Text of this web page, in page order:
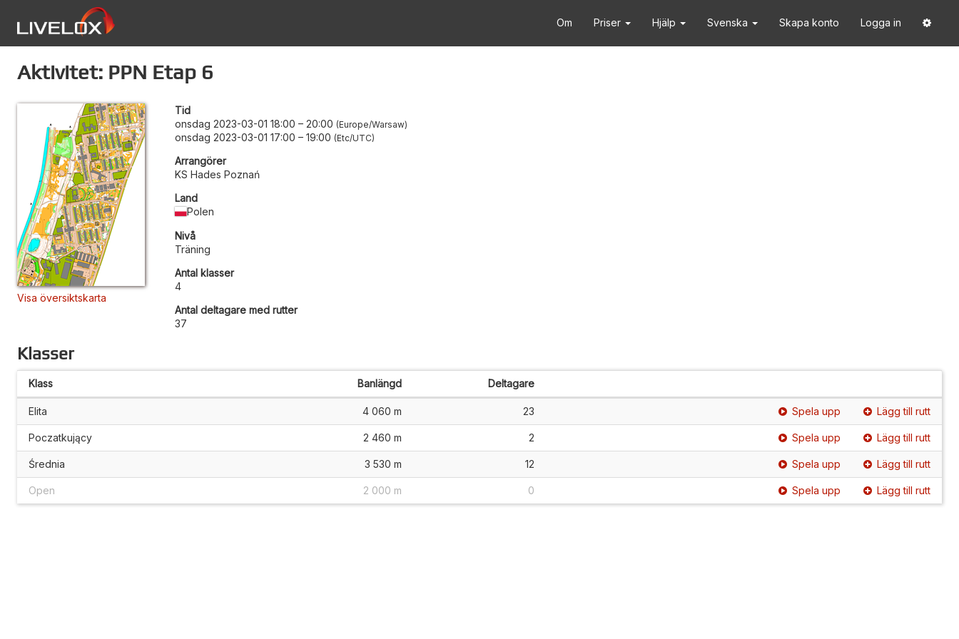
Om Priser Hjälp Svenska Skapa konto Logga in
Aktivitet: PPN Etap 6
Visa översiktskarta
Tid
onsdag 2023-03-01 18:00 – 20:00 Europe/Warsaw
onsdag 2023-03-01 17:00 – 19:00 Etc/UTC
Arrangörer
KS Hades Poznań
Land
Polen
Nivå
Träning
Antal klasser
4
Antal deltagare med rutter
37
Klasser
Klass Banlängd Deltagare
Elita 4 060 m 23 Spela upp Lägg till rutt
Poczatkujący 2 460 m 2 Spela upp Lägg till rutt
Średnia 3 530 m 12 Spela upp Lägg till rutt
Open 2 000 m 0 Spela upp Lägg till rutt